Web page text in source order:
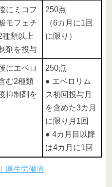
にミコフ
モフェチ
種類以上
剤を投与
250点
（6カ月に1回
に限り）
にエベロ
む2種類
抑制剤を
250点
● エベロリム
ス初回投与月
を含めた3カ月
に限り月1回
● 4カ月目以降
は4カ月に1回
厚生労働省